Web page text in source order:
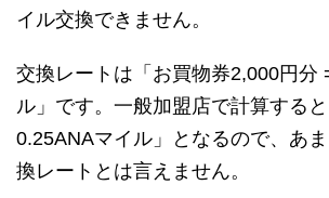
イル交換できません。
交換レートは「お買物券2,000円分
ル」です。一般加盟店で計算する
0.25ANAマイル」となるので、あ
換レートとは言えません。